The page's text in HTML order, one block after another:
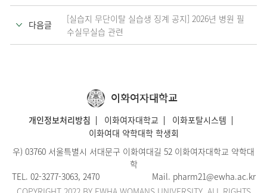
다음글
[실습지 무단이탈 실습생 징계 공지] 2026년 병원 필
수실무실습 관련
이화여자대학교
개인정보처리방침 이화여자대학교
이화포탈시스템
이화여대 약학대학 학생회
우) 03760 서울특별시 서대문구 이화여대길 52 이화여자대학교 약학대
학
TEL. 02-3277-3063, 2470Mail. pharm21@ewha.ac.kr